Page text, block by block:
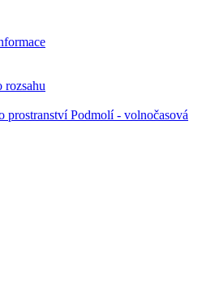
rozsahu
prostranství Podmolí - volnočasová